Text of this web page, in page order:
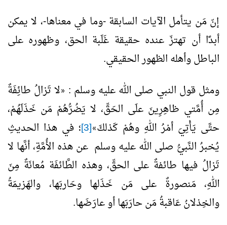
إنّ مَن يتأمل الآيات السابقة -وما في معناها-، لا يمكن
أبدًا أن تهتزّ عنده حقيقة غَلَبة الحق، وظهوره على
الباطل وأهله الظهور الحقيقي.
ومثل قول النبي صلى الله عليه وسلم : «لا تَزالُ طائِفَةٌ
مِن أُمَّتي ظاهِرِينَ علَى الحَقِّ، لا يَضُرُّهُمْ مَن خَذَلَهُمْ،
حتَّى يَأْتِيَ أمْرُ اللهِ وهُمْ كَذلكَ»
[3] ؛ في هذا الحديثِ
يُخبرُ النَّبيُّ صلى الله عليه وسلم عن هذه الأُمَّةِ، أنَّها لا
تَزالُ فيها طائفةٌ على الحقِّ، وهذه الطَّائفَة مُعانَةٌ مِنَ
اللهِ، مَنصورةٌ على مَن خَذَلها وحَاربَها، والهَزيمَةُ
والخِذلانُ عَاقبةُ مَن حارَبَها أو عارَضَها.